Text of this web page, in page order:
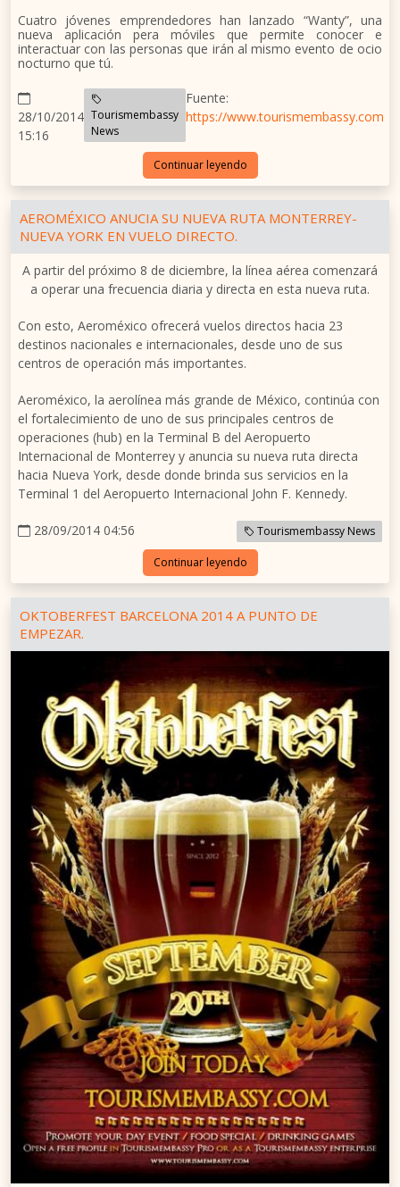
Cuatro jóvenes emprendedores han lanzado “Wanty”, una
nueva aplicación pera móviles que permite conocer e
interactuar con las personas que irán al mismo evento de ocio
nocturno que tú.
28/10/2014
15:16
Tourismembassy
News
Fuente:
https://www.tourismembassy.com
Continuar leyendo
AEROMÉXICO ANUCIA SU NUEVA RUTA MONTERREY-
NUEVA YORK EN VUELO DIRECTO.
A partir del próximo 8 de diciembre, la línea aérea comenzará
a operar una frecuencia diaria y directa en esta nueva ruta.
Con esto, Aeroméxico ofrecerá vuelos directos hacia 23
destinos nacionales e internacionales, desde uno de sus
centros de operación más importantes.
Aeroméxico, la aerolínea más grande de México, continúa con
el fortalecimiento de uno de sus principales centros de
operaciones (hub) en la Terminal B del Aeropuerto
Internacional de Monterrey y anuncia su nueva ruta directa
hacia Nueva York, desde donde brinda sus servicios en la
Terminal 1 del Aeropuerto Internacional John F. Kennedy.
28/09/2014 04:56 Tourismembassy News
Continuar leyendo
OKTOBERFEST BARCELONA 2014 A PUNTO DE
EMPEZAR.